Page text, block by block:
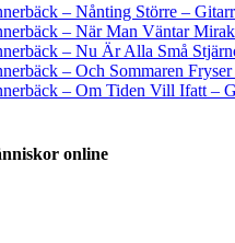
– Nånting Större –
– När Man Väntar
– Nu Är Alla Små
– Och Sommaren
– Om Tiden Vill Ifatt –
online